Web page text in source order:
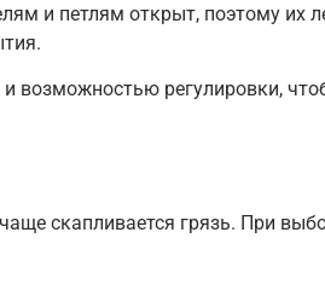
и петлям открыт, поэтому их
регулировки,
скапливается грязь. При